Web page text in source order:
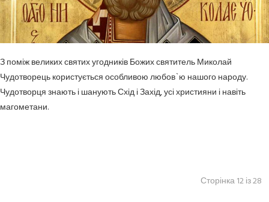
З поміж великих святих угодників Божих святитель Миколай
Чудотворець користу­ється особливою любов`ю нашого народу.
Чудотворця знають і шанують Схід і Захід, усі християни і навіть
магометани.
Сторінка 12 із 28